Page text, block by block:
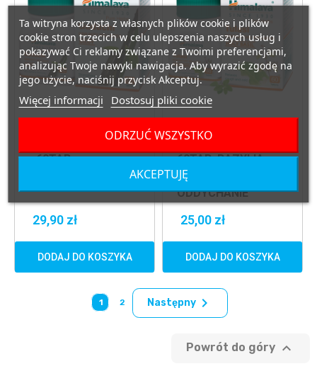
- 60TAB.
29,90 zł
DODAJ DO KOSZYKA
60TAB. BAZYLIA
ŚWIĘTA
ODPORNOŚĆ
ODDYCHANIE
25,00 zł
DODAJ DO KOSZYKA
1 2 Następny
Powrót do góry 
Ta witryna korzysta z własnych plików cookie i plików
cookie stron trzecich w celu ulepszenia naszych usług i
pokazywać Ci reklamy związane z Twoimi preferencjami,
analizując Twoje nawyki nawigacja. Aby wyrazić zgodę na
jego użycie, naciśnij przycisk Akceptuj.
Więcej informacji Dostosuj pliki cookie
ODRZUĆ WSZYSTKO
AKCEPTUJĘ